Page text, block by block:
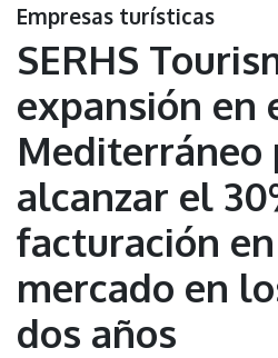
Empresas turísticas
SERHS
expansión en
Mediterráneo
alcanzar el
facturación
mercado en
dos años